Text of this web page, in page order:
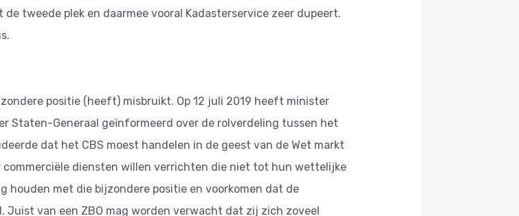
tweede plek en daarmee vooral Kadasterservice zeer dupeert.
positie (heeft) misbruikt. Op 12 juli 2019 heeft minister
Staten-Generaal geïnformeerd over de rolverdeling tussen het
dat het CBS moest handelen in de geest van de Wet markt
commerciële diensten willen verrichten die niet tot hun wettelijke
houden met die bijzondere positie en voorkomen dat de
van een ZBO mag worden verwacht dat zij zich zoveel